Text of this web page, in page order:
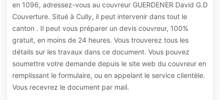
en 1096, adressez-vous au couvreur GUERDENER David G.D
Couverture. Situé à Cully, il peut intervenir dans tout le
canton . Il peut vous préparer un devis couvreur, 100%
gratuit, en moins de 24 heures. Vous trouverez tous les
détails sur les travaux dans ce document. Vous pouvez
soumettre votre demande depuis le site web du couvreur en
remplissant le formulaire, ou en appelant le service clientèle.
Vous recevrez le document par mail.